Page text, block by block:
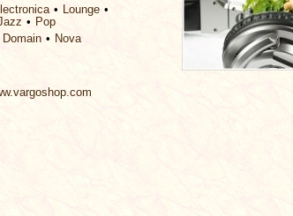
Lounge
Pop
Nova